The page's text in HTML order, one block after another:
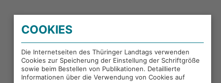
PORTALE DES THÜRINGER LANDTAGS
EXTERNE LINKS
COOKIES
Die Internetseiten des Thüringer Landtags verwenden
Cookies zur Speicherung der Einstellung der Schriftgröße
sowie beim Bestellen von Publikationen. Detaillierte
Informationen über die Verwendung von Cookies auf